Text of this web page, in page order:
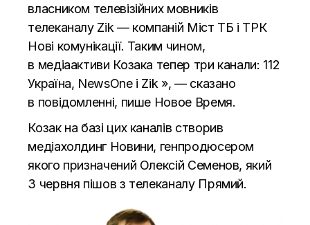
власником телевізійних мовників
телеканалу Zik — компаній Міст ТБ і ТРК
Нові комунікації. Таким чином,
в медіаактиви Козака тепер три канали: 112
Україна, NewsOne і Zik », — сказано
в повідомленні, пише Новое Время.
Козак на базі цих каналів створив
медіахолдинг Новини, генпродюсером
якого призначений Олексій Семенов, який
3 червня пішов з телеканалу Прямий.